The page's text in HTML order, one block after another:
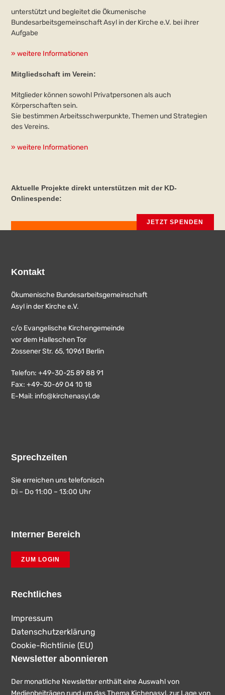
unterstützt und begleitet die Ökumenische
Bundesarbeitsgemeinschaft Asyl in der Kirche e.V. bei ihrer
Aufgabe
» weitere Informationen
Mitgliedschaft im Verein:
Mitglieder können sowohl Privatpersonen als auch
Körperschaften sein.
Sie bestimmen Arbeitsschwerpunkte, Themen und Strategien
des Vereins.
» weitere Informationen
Aktuelle Projekte direkt unterstützen mit der KD-
Onlinespende:
JETZT SPENDEN
Kontakt
Ökumenische Bundesarbeitsgemeinschaft
Asyl in der Kirche e.V.
c/o Evangelische Kirchengemeinde
vor dem Halleschen Tor
Zossener Str. 65, 10961 Berlin
Telefon: +49-30-25 89 88 91
Fax: +49-30-69 04 10 18
E-Mail: info@kirchenasyl.de
Sprechzeiten
Sie erreichen uns telefonisch
Di – Do 11:00 – 13:00 Uhr
Interner Bereich
ZUM LOGIN
Rechtliches
Impressum
Datenschutzerklärung
Cookie-Richtlinie (EU)
Newsletter abonnieren
Der monatliche Newsletter enthält eine Auswahl von